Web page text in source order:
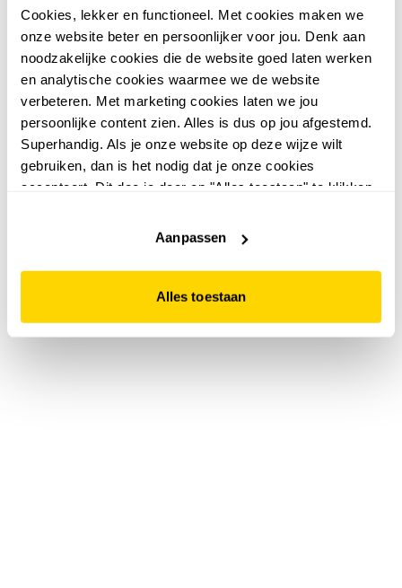
Cookies, lekker en functioneel. Met cookies maken we
onze website beter en persoonlijker voor jou. Denk aan
noodzakelijke cookies die de website goed laten werken
en analytische cookies waarmee we de website
verbeteren. Met marketing cookies laten we jou
persoonlijke content zien. Alles is dus op jou afgestemd.
Superhandig. Als je onze website op deze wijze wilt
gebruiken, dan is het nodig dat je onze cookies
accepteert. Dit doe je door op "Alles toestaan" te klikken.
website niet optimaal functioneert.
Aanpassen
Alles toestaan